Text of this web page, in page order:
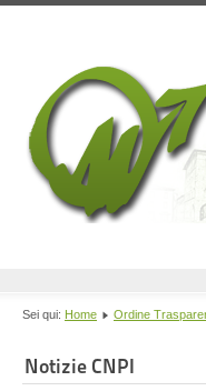
Sei qui: Home Ordine
Notizie CNPI